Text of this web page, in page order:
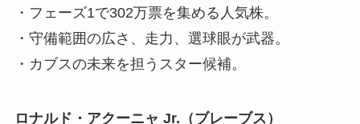
・フェーズ1で302万票を集める人気株。
・守備範囲の広さ、走力、選球眼が武器。
・カブスの未来を担うスター候補。
ロナルド・アクーニャ Jr.（ブレーブス）